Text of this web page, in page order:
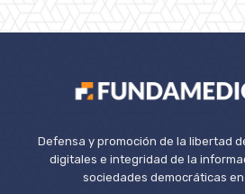
Defensa y promoción de la libertad
digitales e integridad de la
sociedades democráticas en